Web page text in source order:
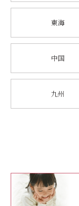
東海
中国
九州